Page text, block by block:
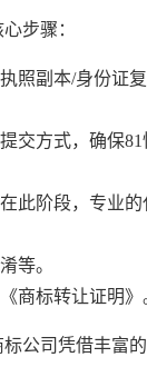
步骤：
照副本/身份证
交方式，确保81
此阶段，专业的
等。
商标转让证明》
公司凭借丰富的